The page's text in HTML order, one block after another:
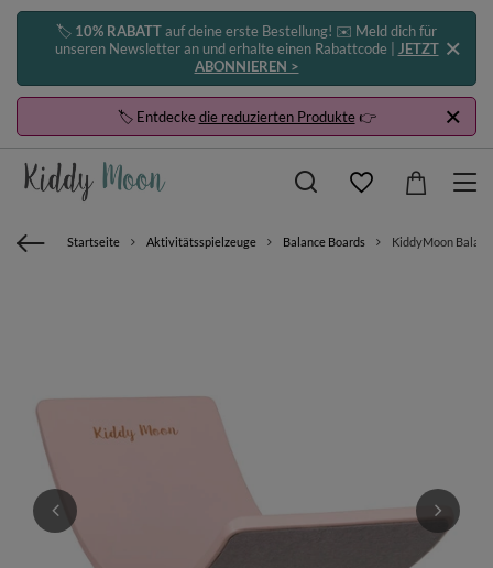
🏷️ 10% RABATTauf deine erste Bestellung! ✉️ Meld dich für
unseren Newsletter an und erhalte einen Rabattcode | JETZT
ABONNIEREN >
🏷️ Entdeckedie reduzierten Produkte👉
Startseite Aktivitätsspielzeuge Balance Boards KiddyMoon